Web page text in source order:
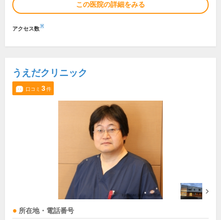
この医院の詳細をみる
アクセス数※
うえだクリニック
口コミ 3件
所在地・電話番号